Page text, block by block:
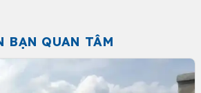
BẠN QUAN TÂM